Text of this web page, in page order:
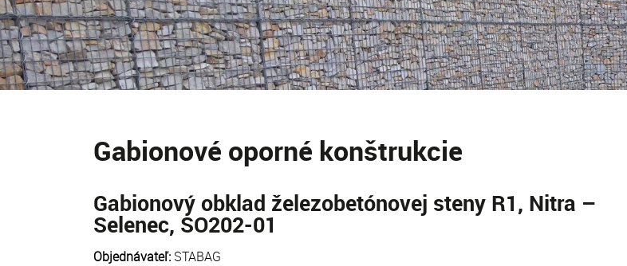
Gabionové oporné konštrukcie
Gabionový obklad železobetónovej steny R1, Nitra –
Selenec, SO202-01
Objednávateľ: STABAG